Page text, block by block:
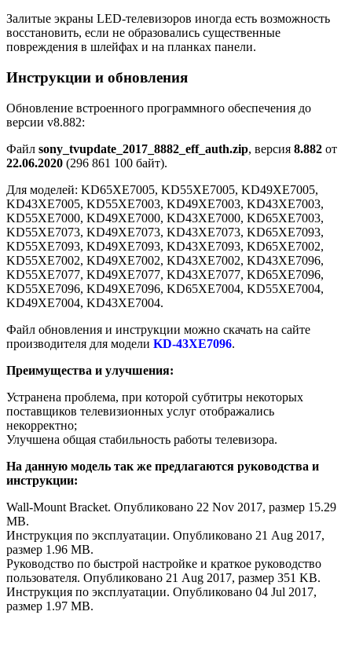
Залитые экраны LED-телевизоров иногда есть возможность
восстановить, если не образовались существенные
повреждения в шлейфах и на планках панели.
Инструкции и обновления
Обновление встроенного программного обеспечения до
версии v8.882:
Файл sony_tvupdate_2017_8882_eff_auth.zip, версия 8.882 от
22.06.2020 (296 861 100 байт).
Для моделей: KD65XE7005, KD55XE7005, KD49XE7005,
KD43XE7005, KD55XE7003, KD49XE7003, KD43XE7003,
KD55XE7000, KD49XE7000, KD43XE7000, KD65XE7003,
KD55XE7073, KD49XE7073, KD43XE7073, KD65XE7093,
KD55XE7093, KD49XE7093, KD43XE7093, KD65XE7002,
KD55XE7002, KD49XE7002, KD43XE7002, KD43XE7096,
KD55XE7077, KD49XE7077, KD43XE7077, KD65XE7096,
KD55XE7096, KD49XE7096, KD65XE7004, KD55XE7004,
KD49XE7004, KD43XE7004.
Файл обновления и инструкции можно скачать на сайте
производителя для модели KD-43XE7096.
Преимущества и улучшения:
Устранена проблема, при которой субтитры некоторых
поставщиков телевизионных услуг отображались
некорректно;
Улучшена общая стабильность работы телевизора.
На данную модель так же предлагаются руководства и
инструкции:
Wall-Mount Bracket. Опубликовано 22 Nov 2017, размер 15.29
MB.
Инструкция по эксплуатации. Опубликовано 21 Aug 2017,
размер 1.96 MB.
Руководство по быстрой настройке и краткое руководство
пользователя. Опубликовано 21 Aug 2017, размер 351 KB.
Инструкция по эксплуатации. Опубликовано 04 Jul 2017,
размер 1.97 MB.